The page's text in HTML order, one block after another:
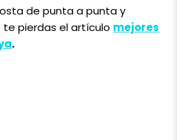
de punta a punta y
te pierdas el artículo mejores
.